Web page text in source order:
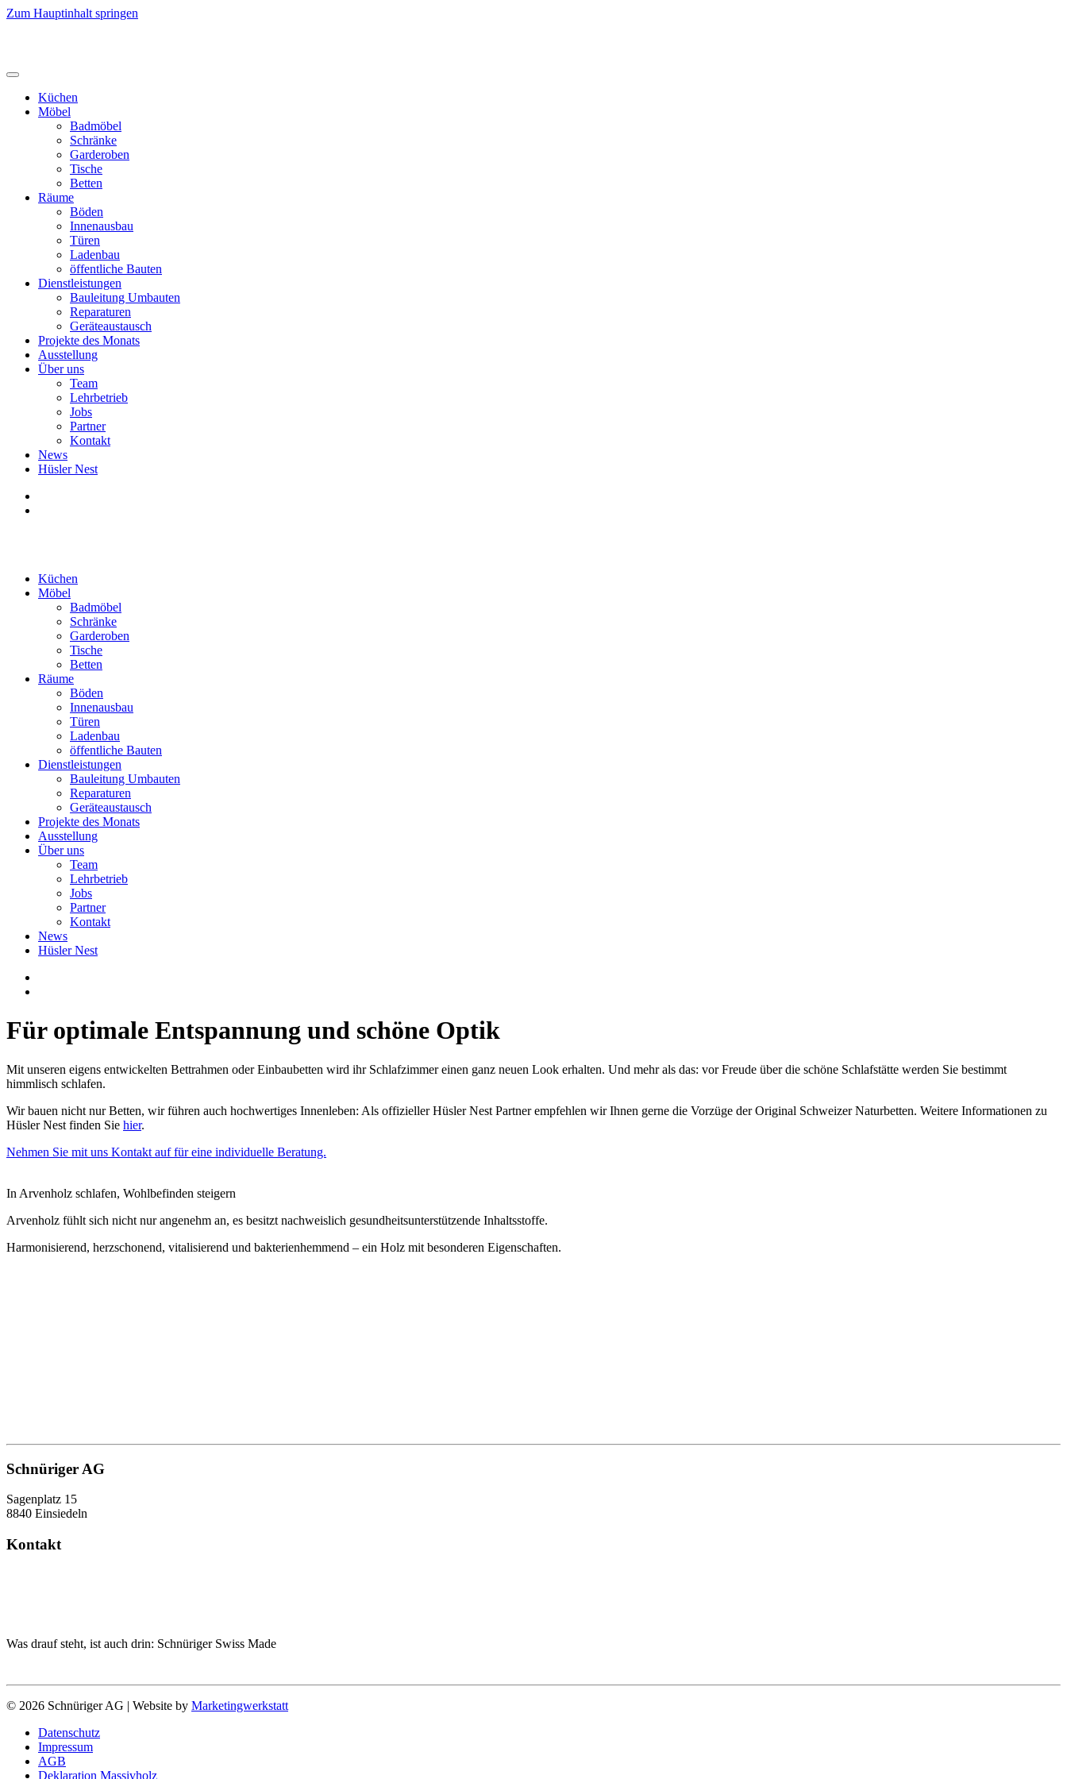
Zum Hauptinhalt springen
Küchen
Möbel
Badmöbel
Schränke
Garderoben
Tische
Betten
Räume
Böden
Innenausbau
Türen
Ladenbau
öffentliche Bauten
Dienstleistungen
Bauleitung Umbauten
Reparaturen
Geräteaustausch
Projekte des Monats
Ausstellung
Über uns
Team
Lehrbetrieb
Jobs
Partner
Kontakt
News
Hüsler Nest
Küchen
Möbel
Badmöbel
Schränke
Garderoben
Tische
Betten
Räume
Böden
Innenausbau
Türen
Ladenbau
öffentliche Bauten
Dienstleistungen
Bauleitung Umbauten
Reparaturen
Geräteaustausch
Projekte des Monats
Ausstellung
Über uns
Team
Lehrbetrieb
Jobs
Partner
Kontakt
News
Hüsler Nest
Für optimale Entspannung und schöne Optik
Mit unseren eigens entwickelten Bettrahmen oder Einbaubetten wird ihr Schlafzimmer einen ganz neuen Look erhalten. Und mehr als das: vor Freude über die schöne Schlafstätte werden Sie bestimmt
himmlisch schlafen.
Wir bauen nicht nur Betten, wir führen auch hochwertiges Innenleben: Als offizieller Hüsler Nest Partner empfehlen wir Ihnen gerne die Vorzüge der Original Schweizer Naturbetten. Weitere Informationen zu
Hüsler Nest finden Sie hier.
Nehmen Sie mit uns Kontakt auf für eine individuelle Beratung.
In Arvenholz schlafen, Wohlbefinden steigern
Arvenholz fühlt sich nicht nur angenehm an, es besitzt nachweislich gesundheitsunterstützende Inhaltsstoffe.
Harmonisierend, herzschonend, vitalisierend und bakterienhemmend – ein Holz mit besonderen Eigenschaften.
Schnüriger AG
Sagenplatz 15
8840 Einsiedeln
Kontakt
Was drauf steht, ist auch drin: Schnüriger Swiss Made
© 2026 Schnüriger AG | Website by Marketingwerkstatt
Datenschutz
Impressum
AGB
Deklaration Massivholz